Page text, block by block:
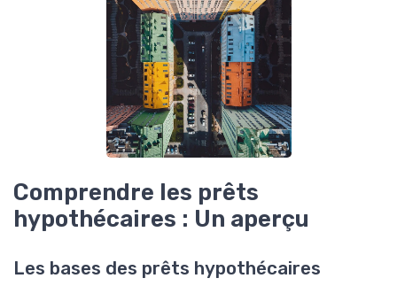
Comprendre les prêts
hypothécaires : Un aperçu
Les bases des prêts hypothécaires